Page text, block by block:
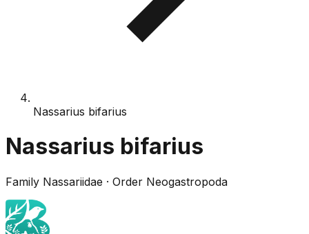
Nassarius bifarius
Nassarius bifarius
Family Nassariidae · Order Neogastropoda